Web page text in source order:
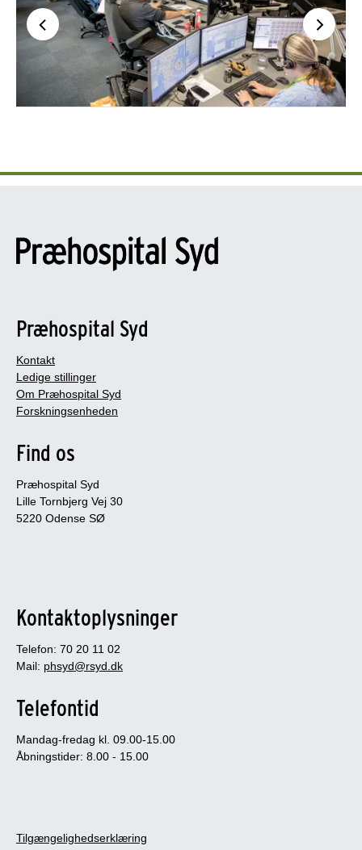
Præhospital Syd
Kontakt
Ledige stillinger
Om Præhospital Syd
Forskningsenheden
Find os
Præhospital Syd
Lille Tornbjerg Vej 30
5220 Odense SØ
Kontaktoplysninger
Telefon: 70 20 11 02
Mail: phsyd@rsyd.dk
Telefontid
Mandag-fredag kl. 09.00-15.00
Åbningstider: 8.00 - 15.00
Tilgængelighedserklæring